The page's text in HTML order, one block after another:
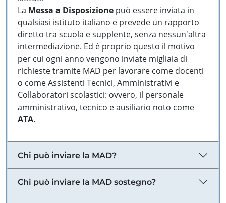
La Messa a Disposizione può essere inviata in
qualsiasi istituto italiano e prevede un rapporto
diretto tra scuola e supplente, senza nessun'altra
intermediazione. Ed è proprio questo il motivo
per cui ogni anno vengono inviate migliaia di
richieste tramite MAD per lavorare come docenti
o come Assistenti Tecnici, Amministrativi e
Collaboratori scolastici: ovvero, il personale
amministrativo, tecnico e ausiliario noto come
ATA.
Chi può inviare la MAD?
Chi può inviare la MAD sostegno?